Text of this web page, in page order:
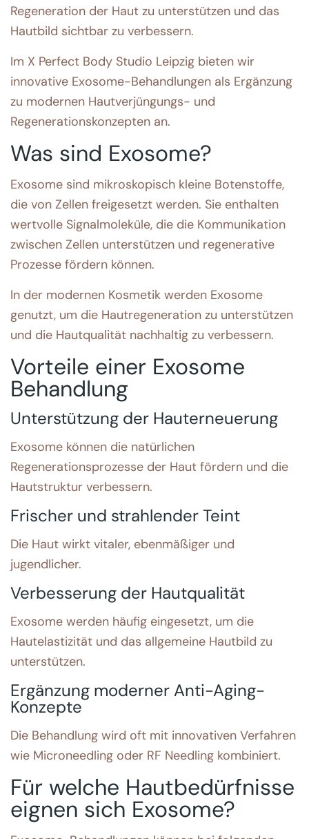
Regeneration der Haut zu unterstützen und das
Hautbild sichtbar zu verbessern.
Im X Perfect Body Studio Leipzig bieten wir
innovative Exosome-Behandlungen als Ergänzung
zu modernen Hautverjüngungs- und
Regenerationskonzepten an.
Was sind Exosome?
Exosome sind mikroskopisch kleine Botenstoffe,
die von Zellen freigesetzt werden. Sie enthalten
wertvolle Signalmoleküle, die die Kommunikation
zwischen Zellen unterstützen und regenerative
Prozesse fördern können.
In der modernen Kosmetik werden Exosome
genutzt, um die Hautregeneration zu unterstützen
und die Hautqualität nachhaltig zu verbessern.
Vorteile einer Exosome
Behandlung
Unterstützung der Hauterneuerung
Exosome können die natürlichen
Regenerationsprozesse der Haut fördern und die
Hautstruktur verbessern.
Frischer und strahlender Teint
Die Haut wirkt vitaler, ebenmäßiger und
jugendlicher.
Verbesserung der Hautqualität
Exosome werden häufig eingesetzt, um die
Hautelastizität und das allgemeine Hautbild zu
unterstützen.
Ergänzung moderner Anti-Aging-
Konzepte
Die Behandlung wird oft mit innovativen Verfahren
wie Microneedling oder RF Needling kombiniert.
Für welche Hautbedürfnisse
eignen sich Exosome?